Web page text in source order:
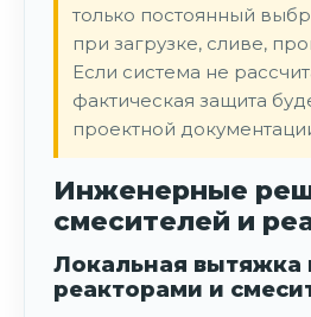
только постоянный
при загрузке, сливе,
Если система не
фактическая защита
проектной
Инженерные
смесителей и
Локальная вытяжка
реакторами и